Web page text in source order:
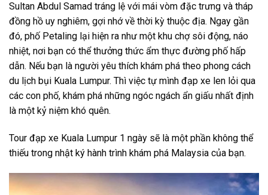
Sultan Abdul Samad tráng lệ với mái vòm đặc trưng và tháp
đồng hồ uy nghiêm, gợi nhớ về thời kỳ thuộc địa. Ngay gần
đó, phố Petaling lại hiện ra như một khu chợ sôi động, náo
nhiệt, nơi bạn có thể thưởng thức ẩm thực đường phố hấp
dẫn. Nếu bạn là người yêu thích khám phá theo phong cách
du lịch bụi Kuala Lumpur. Thì việc tự mình đạp xe len lỏi qua
các con phố, khám phá những ngóc ngách ẩn giấu nhất định
là một kỷ niệm khó quên.
Tour đạp xe Kuala Lumpur 1 ngày sẽ là một phần không thể
thiếu trong nhật ký hành trình khám phá Malaysia của bạn.